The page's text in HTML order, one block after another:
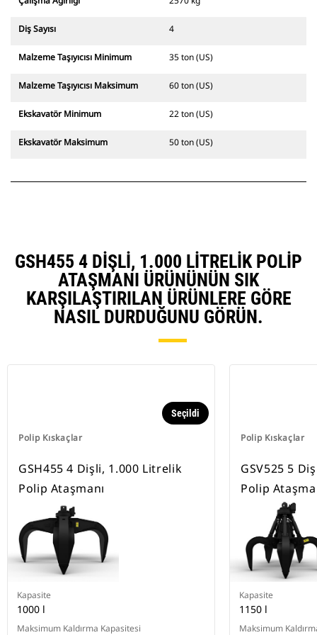
Diş Sayısı 4
Malzeme Taşıyıcısı Minimum 35 ton (US)
Malzeme Taşıyıcısı Maksimum 60 ton (US)
Ekskavatör Minimum 22 ton (US)
Ekskavatör Maksimum 50 ton (US)
GSH455 4 DIŞLI, 1.000 LITRELIK POLIP
ATAŞMANI ÜRÜNÜNÜN SIK
KARŞILAŞTIRILAN ÜRÜNLERE GÖRE
NASIL DURDUĞUNU GÖRÜN.
Polip Kıskaçlar
Seçildi
GSH455 4 Dişli, 1.000 Litrelik
Polip Ataşmanı
Kapasite
1000 l
Maksimum Kaldırma Kapasitesi
Polip Kıskaçlar
GSV525 5
Polip
Kapasite
1150 l
Maksimum